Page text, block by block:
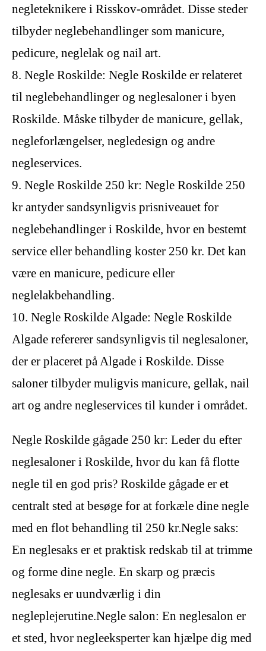
negleteknikere i Risskov-området. Disse steder
tilbyder neglebehandlinger som manicure,
pedicure, neglelak og nail art.
8. Negle Roskilde: Negle Roskilde er relateret
til neglebehandlinger og neglesaloner i byen
Roskilde. Måske tilbyder de manicure, gellak,
negleforlængelser, negledesign og andre
negleservices.
9. Negle Roskilde 250 kr: Negle Roskilde 250
kr antyder sandsynligvis prisniveauet for
neglebehandlinger i Roskilde, hvor en bestemt
service eller behandling koster 250 kr. Det kan
være en manicure, pedicure eller
neglelakbehandling.
10. Negle Roskilde Algade: Negle Roskilde
Algade refererer sandsynligvis til neglesaloner,
der er placeret på Algade i Roskilde. Disse
saloner tilbyder muligvis manicure, gellak, nail
art og andre negleservices til kunder i området.
Negle Roskilde gågade 250 kr: Leder du efter
neglesaloner i Roskilde, hvor du kan få flotte
negle til en god pris? Roskilde gågade er et
centralt sted at besøge for at forkæle dine negle
med en flot behandling til 250 kr.Negle saks:
En neglesaks er et praktisk redskab til at trimme
og forme dine negle. En skarp og præcis
neglesaks er uundværlig i din
negleplejerutine.Negle salon: En neglesalon er
et sted, hvor negleeksperter kan hjælpe dig med